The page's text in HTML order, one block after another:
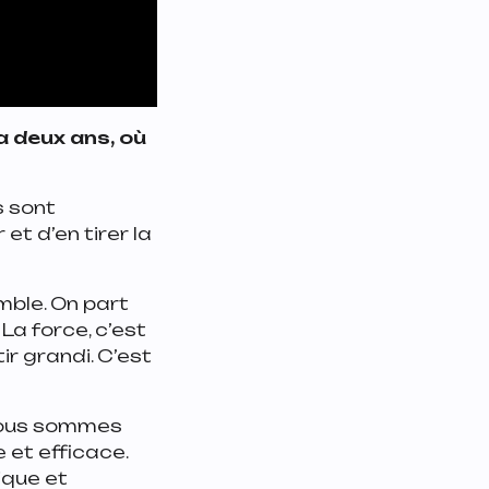
deux ans, où
sont
d’en tirer la
On part
force, c’est
grandi. C’est
sommes
et efficace.
et